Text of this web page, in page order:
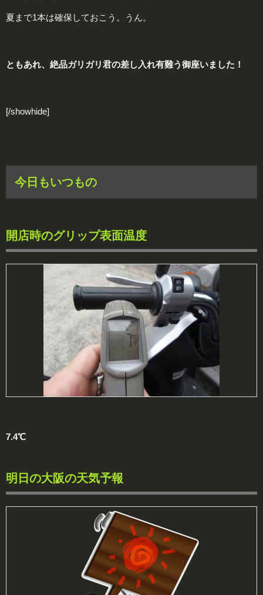
夏まで1本は確保しておこう。うん。
ともあれ、絶品ガリガリ君の差し入れ有難う御座いました！
[/showhide]
今日もいつもの
開店時のグリップ表面温度
7.4℃
明日の大阪の天気予報